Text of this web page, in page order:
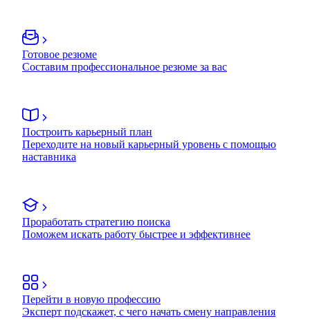
Готовое резюме
Составим профессиональное резюме за вас
Построить карьерный план
Переходите на новый карьерный уровень с помощью
наставника
Проработать стратегию поиска
Поможем искать работу быстрее и эффективнее
Перейти в новую профессию
Эксперт подскажет, с чего начать смену направления